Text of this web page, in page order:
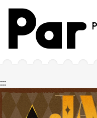
跳到主要内容区块
网站导览
:::